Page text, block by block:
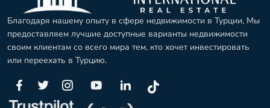
Благодаря нашему опыту в сфере недвижимости в Турции, Мы
предоставляем лучшие доступные варианты недвижимости
своим клиентам со всего мира тем, кто хочет инвестировать
или переехать в Турцию.